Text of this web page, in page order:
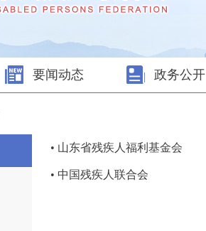
要闻动态 政务公开
• 山东省残疾人福利基金会
• 中国残疾人联合会